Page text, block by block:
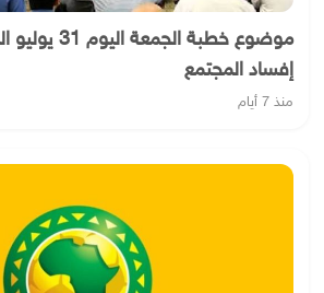
موضوع خطبة
إفساد المجتمع
منذ 7 أيام